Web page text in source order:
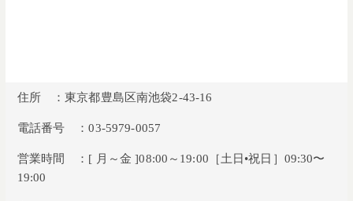
住所 ：東京都豊島区南池袋2-43-16
電話番号 ：03-5979-0057
営業時間 ：[ 月～金 ]08:00～19:00［土日•祝日］09:30〜
19:00